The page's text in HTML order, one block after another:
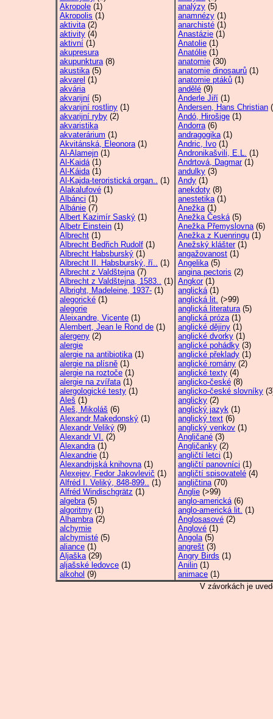
Akropole (1)
Akropolis (1)
aktivita(2)
aktivity (4)
aktivní (1)
akupresura
akupunktura(8)
akustika(5)
akvarel (1)
akvária
akvarijní (5)
akvarijní rostliny (1)
akvarijní ryby (2)
akvaristika
akvaterárium (1)
Akvitánská, Eleonora(1)
Al-Alamejn (1)
Al-Kaidá(1)
Al-Káida(1)
Al-Kajda-teroristická organ.. (1)
Alakalufové (1)
Albánci (1)
Albánie (7)
Albert Kazimír Saský (1)
Albetr Einstein (1)
Albrecht (1)
Albrecht Bedřich Rudolf (1)
Albrecht Habsburský (1)
Albrecht II. Habsburský, ří.. (1)
Albrecht z Valdštejna(7)
Albrecht z Valdštejna, 1583.. (1)
Albright, Madeleine, 1937- (1)
alegorické (1)
alegorie
Aleixandre, Vicente (1)
Alembert, Jean le Rond de (1)
alergeny (2)
alergie
alergie na antibiotika(1)
alergie na plísně (1)
alergie na roztoče (1)
alergie na zvířata(1)
alergologické testy (1)
Aleš (1)
Aleš, Mikoláš (6)
Alexandr Makedonský (1)
Alexandr Veliký (9)
Alexandr VI. (2)
Alexandra(1)
Alexandrie (1)
Alexandrijská knihovna(1)
Alexejev, Fedor Jakovlevič (1)
Alfréd I. Veliký, 848-899.. (1)
Alfréd Windischgrätz (1)
algebra(5)
algoritmy (1)
Alhambra(2)
alchymie
alchymisté (5)
aliance (1)
Aljaška(29)
aljašské ledovce (1)
alkohol (9)
analýzy (5)
anamnézy (1)
anarchisté (1)
Anastázie (1)
Anatolie (1)
Anatólie (1)
anatomie (30)
anatomie dinosaurů (1)
anatomie ptáků (1)
andělé (9)
Anderle Jiří (1)
Andersen, Hans Christian
Andó, Hirošige (1)
Andorra(6)
andragogika(1)
Andric, Ivo (1)
Andronikašvili, E.L. (1)
Andrtová, Dagmar(1)
andulky (3)
Andy (1)
anekdoty (8)
anestetika(1)
Anežka(1)
Anežka Česká(5)
Anežka Přemyslovna(6)
Anežka z Kuenringu (1)
Anežský klášter(1)
angažovanost (1)
Angelika(5)
angina pectoris (2)
Angkor(1)
anglická(1)
anglická lit. (>99)
anglická literatura(5)
anglická próza(1)
anglické dějiny (1)
anglické dvorky (1)
anglické pohádky (3)
anglické překlady (1)
anglické romány (2)
anglické texty (4)
anglicko-české (8)
anglicko-české slovníky
anglicky (2)
anglický jazyk (1)
anglický text (6)
anglický venkov (1)
Angličané (3)
Angličanky (2)
angličtí letci (1)
angličtí panovníci (1)
angličtí spisovatelé (4)
angličtina(70)
Anglie (>99)
anglo-americká(6)
anglo-americká lit. (1)
Anglosasové (2)
Anglové (1)
Angola(5)
angrešt (3)
Angry Birds (1)
Anilin (1)
animace (1)
V závorkách je